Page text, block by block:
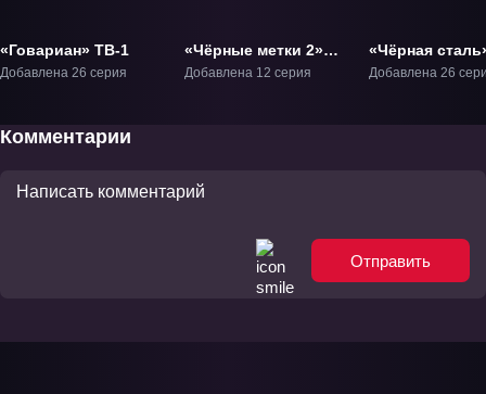
«Говариан» ТВ-1
Добавлена 26 серия
«Чёрные метки 2»
ТВ-2
Добавлена 12 серия
«Чёрная
Добавлена 26
Комментарии
Отправить